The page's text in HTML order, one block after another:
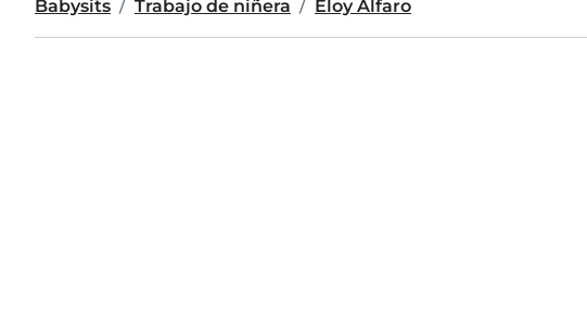
Babysits Trabajo de niñera Eloy Alfaro